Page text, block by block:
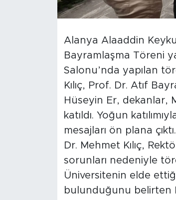
Alanya Alaaddin
Bayramlaşma Töreni
Salonu’nda yapılan
Kılıç, Prof. Dr. Atıf
Hüseyin Er, dekanlar,
katıldı. Yoğun
mesajları ön plana
Dr. Mehmet Kılıç,
sorunları nedeniyle
Üniversitenin elde
bulunduğunu belirten